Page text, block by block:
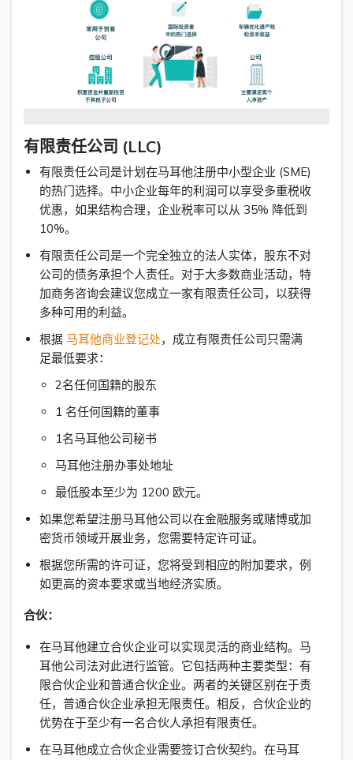
有限责任公司 (LLC)
有限责任公司是计划在马耳他注册中小型企业 (SME)
的热门选择。中小企业每年的利润可以享受多重税收
优惠，如果结构合理，企业税率可以从 35% 降低到
10%。
有限责任公司是一个完全独立的法人实体，股东不对
公司的债务承担个人责任。对于大多数商业活动，特
加商务咨询会建议您成立一家有限责任公司，以获得
多种可用的利益。
根据 马耳他商业登记处，成立有限责任公司只需满
足最低要求：
2名任何国籍的股东
1 名任何国籍的董事
1名马耳他公司秘书
马耳他注册办事处地址
最低股本至少为 1200 欧元。
如果您希望注册马耳他公司以在金融服务或赌博或加
密货币领域开展业务，您需要特定许可证。
根据您所需的许可证，您将受到相应的附加要求，例
如更高的资本要求或当地经济实质。
合伙：
在马耳他建立合伙企业可以实现灵活的商业结构。马
耳他公司法对此进行监管。它包括两种主要类型：有
限合伙企业和普通合伙企业。两者的关键区别在于责
任，普通合伙企业承担无限责任。相反，合伙企业的
优势在于至少有一名合伙人承担有限责任。
在马耳他成立合伙企业需要签订合伙契约。在马耳